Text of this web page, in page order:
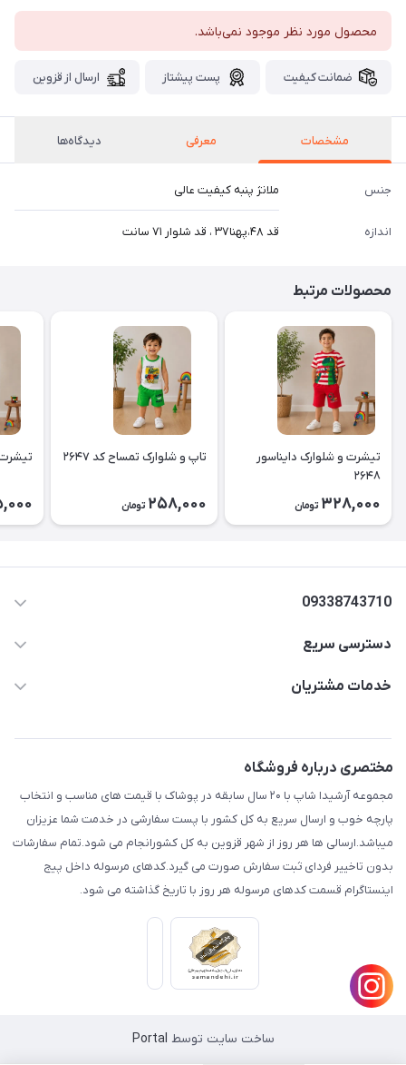
محصول مورد نظر موجود نمی‌باشد.
ضمانت کیفیت پست پیشتاز ارسال از قزوین
مشخصات معرفی دیدگاه‌ها
جنس ملانژ پنبه کیفیت عالی
اندازه قد ۴۸،پهنا۳۷ ، قد شلوار ۷۱ سانت
محصولات مرتبط
تیشرت و شلوارک دایناسور
۲۶۴۸
328,000 تومان
تاپ و شلوارک تمساح کد ۲۶۴۷
258,000 تومان
تیشرت
09338743710
دسترسی سریع
حساب کاربری
لیست محصولات
درباره ما
تماس با ما
خدمات مشتریان
مختصری درباره فروشگاه
مجموعه آرشیدا شاپ با ۲۰ سال سابقه در پوشاک با قیمت های مناسب و انتخاب
پارچه خوب و ارسال سریع به کل کشور با پست سفارشی در خدمت شما عزیزان
میباشد.ارسالی ها هر روز از شهر قزوین به کل کشورانجام می شود.تمام سفارشات
بدون تاخییر فردای ثبت سفارش صورت می گیرد.کدهای مرسوله داخل پیج
اینستاگرام قسمت کدهای مرسوله هر روز با تاریخ گذاشته می شود.
ساخت سایت توسط Portal